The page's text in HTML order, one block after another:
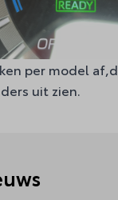
per model
uit zien.